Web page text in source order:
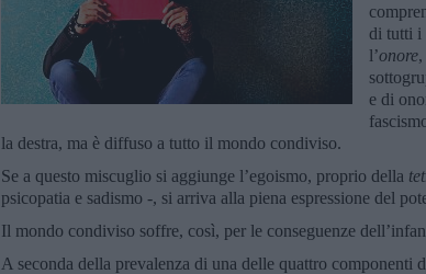
di tutti i
l’onore
e di
la destra, ma è diffuso a tutto il mondo condiviso.
Se a questo miscuglio si aggiunge l’egoismo, proprio della
psicopatia e sadismo -, si arriva alla piena espressione del
Il mondo condiviso soffre, così, per le conseguenze
A seconda della prevalenza di una delle quattro componenti